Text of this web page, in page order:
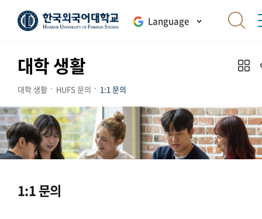
Language
대학 생활
대학 생활 HUFS 문의 1:1 문의
1:1 문의